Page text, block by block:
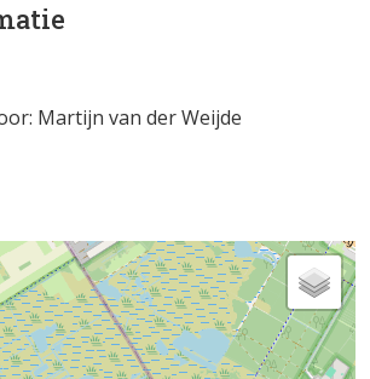
Martijn van der Weijde